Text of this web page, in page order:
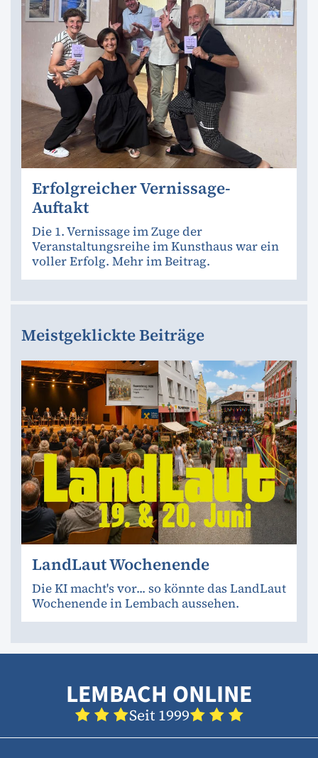
Erfolgreicher Vernissage-
Auftakt
Die 1. Vernissage im Zuge der
Veranstaltungsreihe im Kunsthaus war ein
voller Erfolg. Mehr im Beitrag.
Meistgeklickte Beiträge
LandLaut Wochenende
Die KI macht's vor... so könnte das LandLaut
Wochenende in Lembach aussehen.
LEMBACH ONLINE
Seit 1999